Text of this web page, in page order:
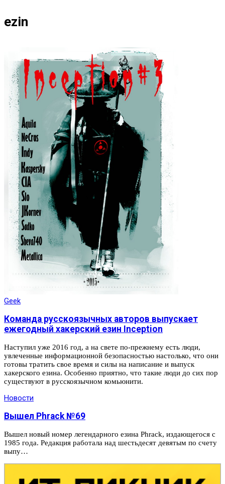
ezin
Geek
Команда русскоязычных авторов выпускает
ежегодный хакерский езин Inception
Наступил уже 2016 год, а на свете по-прежнему есть люди,
увлеченные информационной безопасностью настолько, что они
готовы тратить свое время и силы на написание и выпуск
хакерского езина. Особенно приятно, что такие люди до сих пор
существуют в русскоязычном комьюнити.
Новости
Вышел Phrack №69
Вышел новый номер легендарного езина Phrack, издающегося с
1985 года. Редакция работала над шестьдесят девятым по счету
выпу…